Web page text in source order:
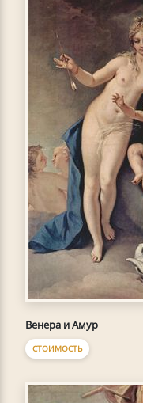
Венера и Амур
СТОИМОСТЬ